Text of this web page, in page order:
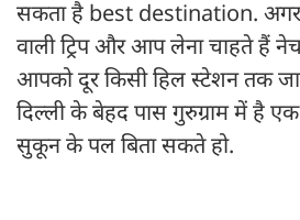
सकता है best destination.
वाली ट्रिप और आप लेना चाहते हैं
आपको दूर किसी हिल स्टेशन तक
दिल्ली के बेहद पास गुरुग्राम में है
सुकून के पल बिता सकते हो.